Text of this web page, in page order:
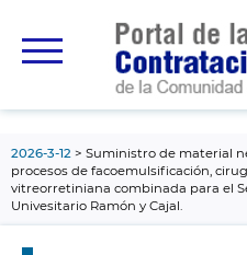
principal
2026-3-12
Suministro de material
procesos de facoemulsificación,
vitreorretiniana combinada para el
Univesitario Ramón y Cajal.